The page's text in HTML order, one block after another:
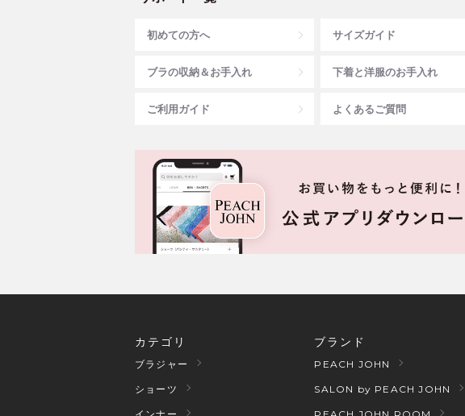
初めての方へ サイズガイド
ブラの収納＆お手入れ 下着と洋服のお手入れ
ご利用ガイド よくあるご質問
カテゴリ
ブラジャー
ショーツ
ブランド
PEACH JOHN
SALON by PEACH JOHN